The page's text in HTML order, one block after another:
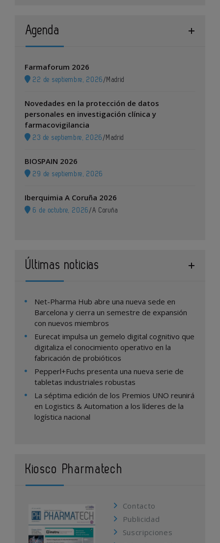
Agenda
Farmaforum 2026
22 de septiembre, 2026 / Madrid
Novedades en la protección de datos
personales en investigación clínica y
farmacovigilancia
23 de septiembre, 2026 / Madrid
BIOSPAIN 2026
29 de septiembre, 2026
Iberquimia A Coruña 2026
6 de octubre, 2026 /A Coruña
Últimas noticias
Net-Pharma Hub abre una nueva sede en
Barcelona y cierra un semestre de expansión
con nuevos miembros
Eurecat impulsa un gemelo digital cognitivo que
digitaliza el conocimiento operativo en la
fabricación de probióticos
Pepperl+Fuchs presenta una nueva serie de
tabletas industriales robustas
La séptima edición de los Premios UNO reunirá
en Logistics & Automation a los líderes de la
logística nacional
Kiosco Pharmatech
Contacto
Publicidad
Suscripciones